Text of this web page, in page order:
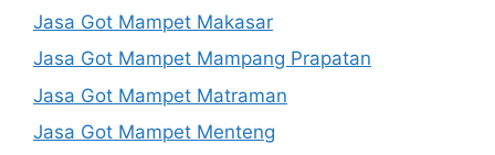
Jasa Got Mampet Makasar
Jasa Got Mampet Mampang Prapatan
Jasa Got Mampet Matraman
Jasa Got Mampet Menteng